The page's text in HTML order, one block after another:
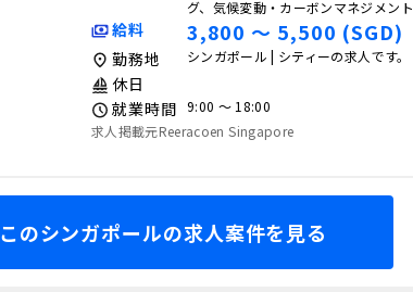
グ、気候変動・カーボンマネジメン
給料 3,800 〜 5,500 (SGD)
勤務地 シンガポール | シティーの求人です。
休日
就業時間 9:00 〜 18:00
求人掲載元Reeracoen Singapore
このシンガポールの求人案件を見る